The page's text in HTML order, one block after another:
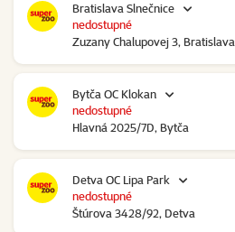
Bratislava Slnečnice
Zuzany Chalupovej 3, Bratislava
nedostupné
Bytča OC Klokan
Hlavná 2025/7D, Bytča
nedostupné
Detva OC Lipa Park
Štúrova 3428/92, Detva
nedostupné